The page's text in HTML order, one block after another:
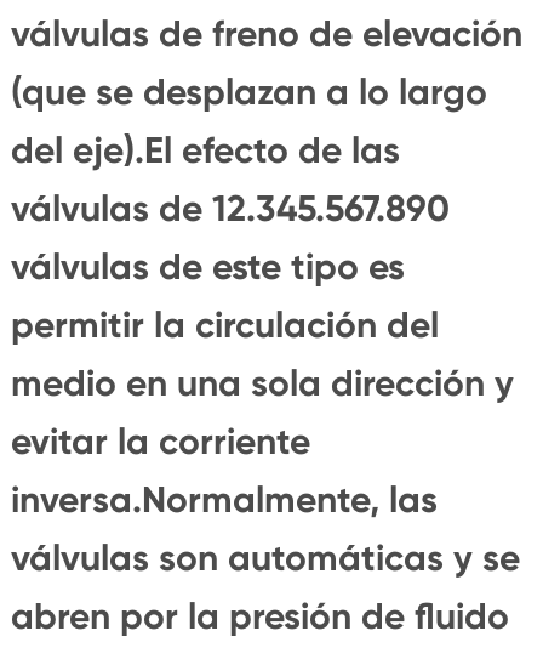
válvulas de freno de elevación
(que se desplazan a lo largo
del eje).El efecto de las
válvulas de 12.345.567.890
válvulas de este tipo es
permitir la circulación del
medio en una sola dirección y
evitar la corriente
inversa.Normalmente, las
válvulas son automáticas y se
abren por la presión de fluido